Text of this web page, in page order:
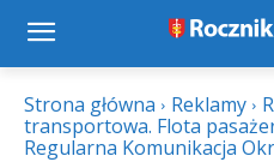
Strona główna Reklamy
transportowa. Flota
Regularna Komunikacja